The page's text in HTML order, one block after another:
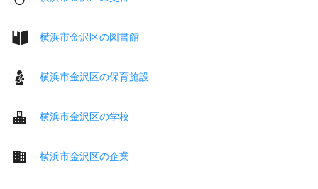
横浜市金沢区の図書館
横浜市金沢区の保育施設
横浜市金沢区の学校
横浜市金沢区の企業